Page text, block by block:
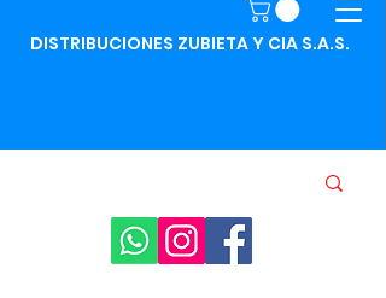
DISTRIBUCIONES ZUBIETA Y CIA S.A.S.